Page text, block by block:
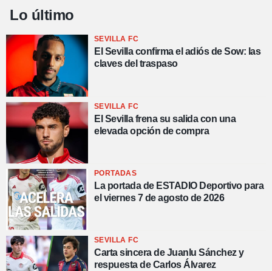
Lo último
SEVILLA FC
El Sevilla confirma el adiós de Sow: las
claves del traspaso
SEVILLA FC
El Sevilla frena su salida con una
elevada opción de compra
PORTADAS
La portada de ESTADIO Deportivo para
el viernes 7 de agosto de 2026
SEVILLA FC
Carta sincera de Juanlu Sánchez y
respuesta de Carlos Álvarez